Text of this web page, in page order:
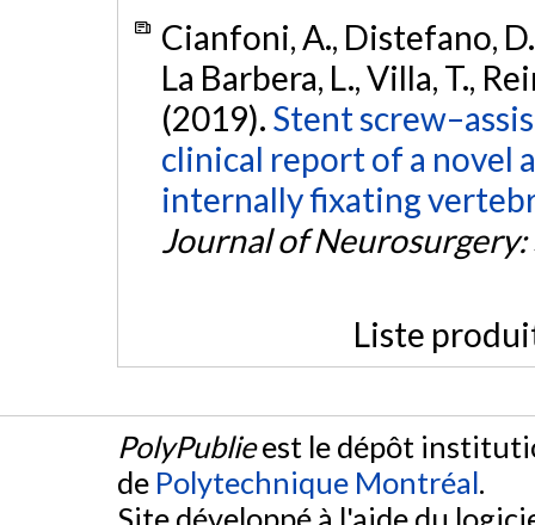
Cianfoni, A., Distefano, D.,
La Barbera, L., Villa, T.,
(2019). Stent
clinical report of a novel
internally fixating
Journal of Neurosurgery:
Liste
PolyPublieest le dépôt
de Polytechnique Montréal.
Site développé à l'aide du